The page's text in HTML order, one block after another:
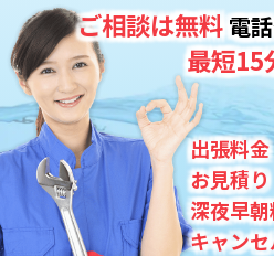
出張料金
お見積り
深夜早
キャン
ご相談は無料電話
最短15